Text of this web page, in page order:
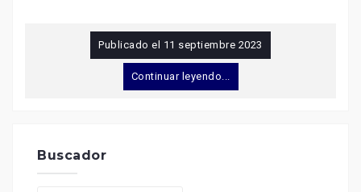
Publicado el 11 septiembre 2023
Continuar leyendo...
Buscador